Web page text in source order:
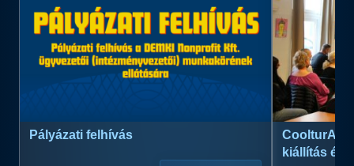
Pályázati felhívás
kiállítás és